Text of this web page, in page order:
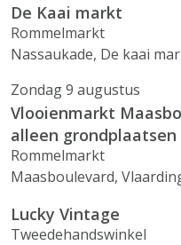
De Kaai markt
Rommelmarkt
Nassaukade, De kaai
Zondag 9 augustus
Vlooienmarkt
alleen grondplaatsen
Rommelmarkt
Maasboulevard,
Lucky Vintage
Tweedehandswinkel